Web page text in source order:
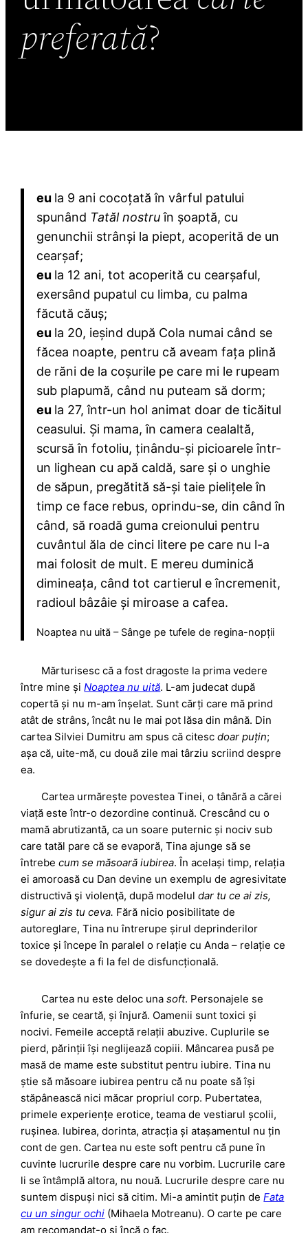
preferată?
eu la 9 ani cocoțată în vârful patului
spunând Tatăl nostruîn șoaptă, cu
genunchii strânși la piept, acoperită de un
cearșaf;
eu la 12 ani, tot acoperită cu cearșaful,
exersând pupatul cu limba, cu palma
făcută căuș;
eu la 20, ieșind după Cola numai când se
făcea noapte, pentru că aveam fața plină
de răni de la coșurile pe care mi le rupeam
sub plapumă, când nu puteam să dorm;
eu la 27, într-un hol animat doar de ticăitul
ceasului. Și mama, în camera cealaltă,
scursă în fotoliu, ținându-și picioarele într-
un lighean cu apă caldă, sare și o unghie
de săpun, pregătită să-și taie pielițele în
timp ce face rebus, oprindu-se, din când în
când, să roadă guma creionului pentru
cuvântul ăla de cinci litere pe care nu l-a
mai folosit de mult. E mereu duminică
dimineața, când tot cartierul e încremenit,
radioul bâzâie și miroase a cafea.
Noaptea nu uită – Sânge pe tufele de regina-nopții
Mărturisesc că a fost dragoste la prima vedere
între mine șiNoaptea nu uită. L-am judecat după
copertă și nu m-am înșelat. Sunt cărți care mă prind
atât de strâns, încât nu le mai pot lăsa din mână. Din
cartea Silviei Dumitru am spus că citescdoar puțin;
așa că, uite-mă, cu două zile mai târziu scriind despre
ea.
Cartea urmărește povestea Tinei, o tânără a cărei
viață este într-o dezordine continuă. Crescând cu o
mamă abrutizantă, ca un soare puternic și nociv sub
care tatăl pare că se evaporă, Tina ajunge să se
întrebecum se măsoară iubirea. În același timp, relația
ei amoroasă cu Dan devine un exemplu de agresivitate
distructivă şi violenţă, după modeluldar tu ce ai zis,
sigur ai zis tu ceva. Fără nicio posibilitate de
autoreglare, Tina nu întrerupe șirul deprinderilor
toxice și începe în paralel o relație cu Anda – relație ce
se dovedește a fi la fel de disfuncțională.
Cartea nu este deloc unasoft. Personajele se
înfurie, se ceartă, și înjură. Oamenii sunt toxici și
nocivi. Femeile acceptă relații abuzive. Cuplurile se
pierd, părinții își neglijează copiii. Mâncarea pusă pe
masă de mame este substitut pentru iubire. Tina nu
știe să măsoare iubirea pentru că nu poate să își
stăpânească nici măcar propriul corp. Pubertatea,
primele experiențe erotice, teama de vestiarul școlii,
rușinea. Iubirea, dorinta, atracția și atașamentul nu țin
cont de gen. Cartea nu este soft pentru că pune în
cuvinte lucrurile despre care nu vorbim. Lucrurile care
li se întâmplă altora, nu nouă. Lucrurile despre care nu
suntem dispuși nici să citim. Mi-a amintit puțin deFata
cu un singur ochi (Mihaela Motreanu). O carte pe care
am recomandat-o și încă o fac.